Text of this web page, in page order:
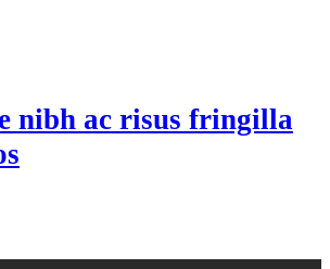
nibh ac risus fringilla